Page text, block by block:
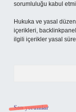
sorumluluğu kabul
Hukuka ve yasal
içerikleri,
ilgili içerikler yasal süre
Son yorumlar